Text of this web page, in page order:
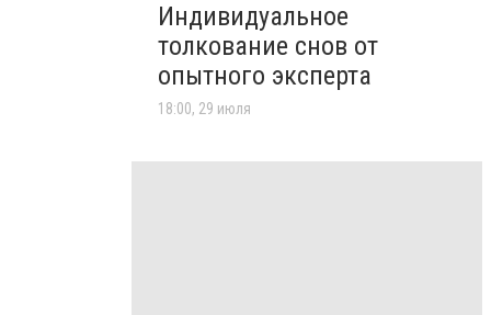
Индивидуальное
толкование снов от
опытного эксперта
18:00, 29 июля